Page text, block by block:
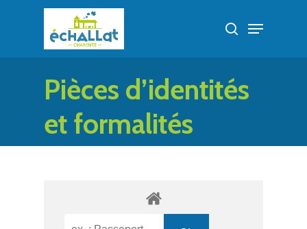
search
Menu
Pièces d’identités
et formalités